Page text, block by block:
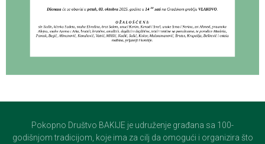
Pokopno Društvo BAKIJE je udruženje građana sa 100-
godišnjom tradicijom, koje ima za cilj da omogući i organizira što